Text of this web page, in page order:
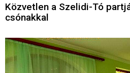
Közvetlen a Szelidi-Tó
csónakkal